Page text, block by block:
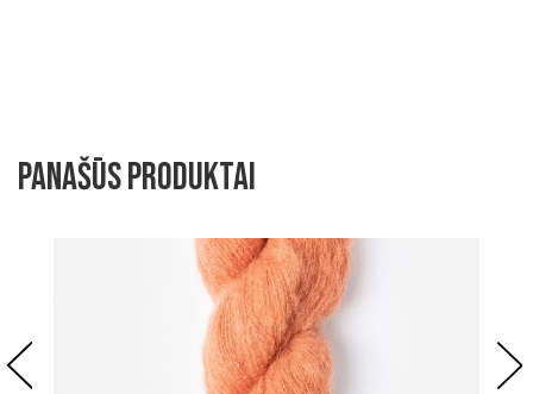
Panašūs produktai